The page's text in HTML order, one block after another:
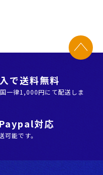
で送料無料
⼀律1,000円にて配送しま
対応
能です。